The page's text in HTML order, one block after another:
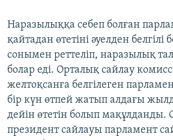
Наразылыққа себеп болған
қайтадан өтетіні әуелден белгілі
сонымен реттеліп, наразылық
болар еді. Орталық сайлау
желтоқсанға белгілеген
бір күн өтпей жатып алдағы
дейін өтетін болып
президент сайлауы парламент